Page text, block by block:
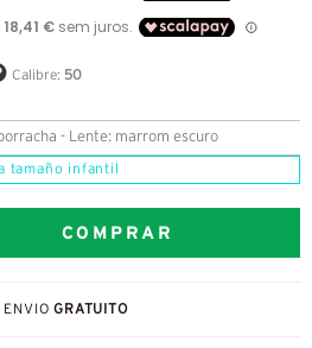
Calibre: 50
- Lente: marrom escuro
tamaño infantil
COMPRAR
ENVIOGRATUITO